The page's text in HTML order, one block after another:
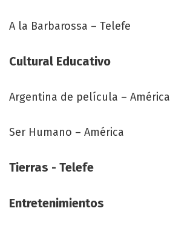
A la Barbarossa – Telefe
Cultural Educativo
Argentina de película – América
Ser Humano – América
Tierras - Telefe
Entretenimientos